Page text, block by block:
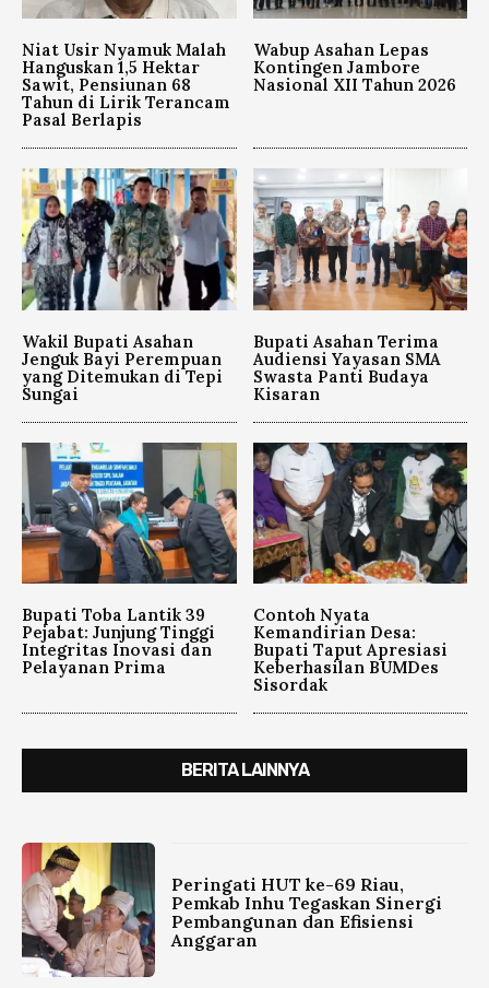
Niat Usir Nyamuk Malah
Hanguskan 1,5 Hektar
Sawit, Pensiunan 68
Tahun di Lirik Terancam
Pasal Berlapis
Wabup Asahan Lepas
Kontingen Jambore
Nasional XII Tahun 2026
Wakil Bupati Asahan
Jenguk Bayi Perempuan
yang Ditemukan di Tepi
Sungai
Bupati Asahan Terima
Audiensi Yayasan SMA
Swasta Panti Budaya
Kisaran
Bupati Toba Lantik 39
Pejabat: Junjung Tinggi
Integritas Inovasi dan
Pelayanan Prima
Contoh Nyata
Kemandirian Desa:
Bupati Taput Apresiasi
Keberhasilan BUMDes
Sisordak
BERITA LAINNYA
Peringati HUT ke-69 Riau,
Pemkab Inhu Tegaskan Sinergi
Pembangunan dan Efisiensi
Anggaran